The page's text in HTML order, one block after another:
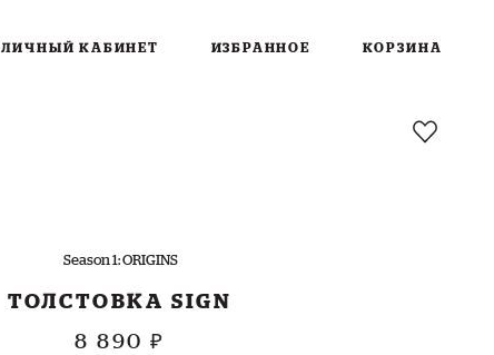
ЛИЧНЫЙ КАБИНЕТ ИЗБРАННОЕ КОРЗИНА
Season 1: ORIGINS
ТОЛСТОВКА SIGN
8 890 ₽